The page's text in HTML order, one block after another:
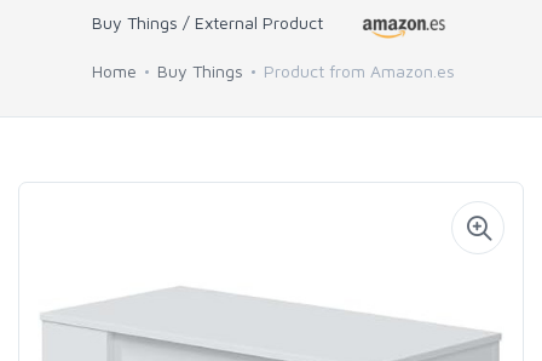
Buy Things / External Product
Home Buy Things Product from Amazon.es